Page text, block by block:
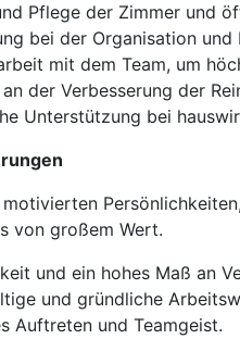
Pflege der Zimmer und
bei der Organisation
mit dem Team, um
der Verbesserung der
Unterstützung bei
von großem Wert.
und ein hohes Maß an
und gründliche
Auftreten und Teamgeist.